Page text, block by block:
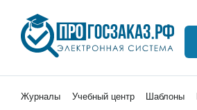
Журналы Учебный центр Шаблоны